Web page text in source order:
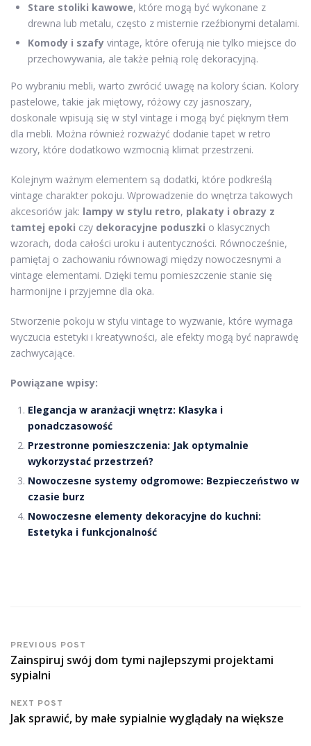
Stare stoliki kawowe, które mogą być wykonane z
drewna lub metalu, często z misternie rzeźbionymi detalami.
Komody i szafy vintage, które oferują nie tylko miejsce do
przechowywania, ale także pełnią rolę dekoracyjną.
Po wybraniu mebli, warto zwrócić uwagę na kolory ścian. Kolory
pastelowe, takie jak miętowy, różowy czy jasnoszary,
doskonale wpisują się w styl vintage i mogą być pięknym tłem
dla mebli. Można również rozważyć dodanie tapet w retro
wzory, które dodatkowo wzmocnią klimat przestrzeni.
Kolejnym ważnym elementem są dodatki, które podkreślą
vintage charakter pokoju. Wprowadzenie do wnętrza takowych
akcesoriów jak: lampy w stylu retro, plakaty i obrazy z
tamtej epoki czy dekoracyjne poduszki o klasycznych
wzorach, doda całości uroku i autentyczności. Równocześnie,
pamiętaj o zachowaniu równowagi między nowoczesnymi a
vintage elementami. Dzięki temu pomieszczenie stanie się
harmonijne i przyjemne dla oka.
Stworzenie pokoju w stylu vintage to wyzwanie, które wymaga
wyczucia estetyki i kreatywności, ale efekty mogą być naprawdę
zachwycające.
Powiązane wpisy:
Elegancja w aranżacji wnętrz: Klasyka i
ponadczasowość
Przestronne pomieszczenia: Jak optymalnie
wykorzystać przestrzeń?
Nowoczesne systemy odgromowe: Bezpieczeństwo w
czasie burz
Nowoczesne elementy dekoracyjne do kuchni:
Estetyka i funkcjonalność
PREVIOUS POST
Zainspiruj swój dom tymi najlepszymi projektami
sypialni
NEXT POST
Jak sprawić, by małe sypialnie wyglądały na większe